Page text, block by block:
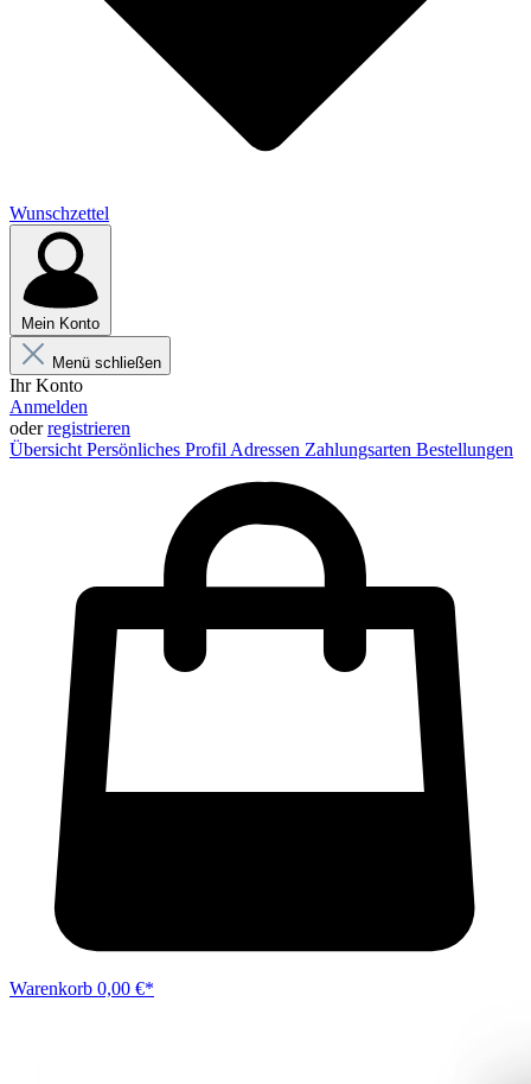
Wunschzettel
Mein Konto
Menü schließen
Ihr Konto
Anmelden
oderregistrieren
Übersicht Persönliches Profil Adressen Zahlungsarten Bestellungen
Warenkorb 0,00 €*